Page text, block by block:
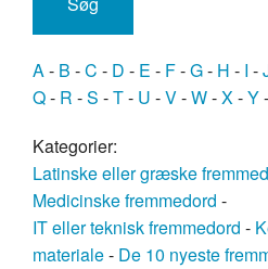
A- B -C - D - E - F-G- H - I -
Q- R -S -T- U -V-W-X-Y-
Kategorier:
Latinske eller græske
Medicinske fremmedord -
IT eller teknisk fremmedord -
materiale- De 10 nyeste